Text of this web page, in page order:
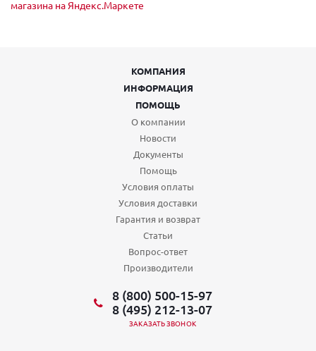
КОМПАНИЯ
ИНФОРМАЦИЯ
ПОМОЩЬ
О компании
Новости
Документы
Помощь
Условия оплаты
Условия доставки
Гарантия и возврат
Статьи
Вопрос-ответ
Производители
8 (800) 500-15-97
8 (495) 212-13-07
ЗАКАЗАТЬ ЗВОНОК